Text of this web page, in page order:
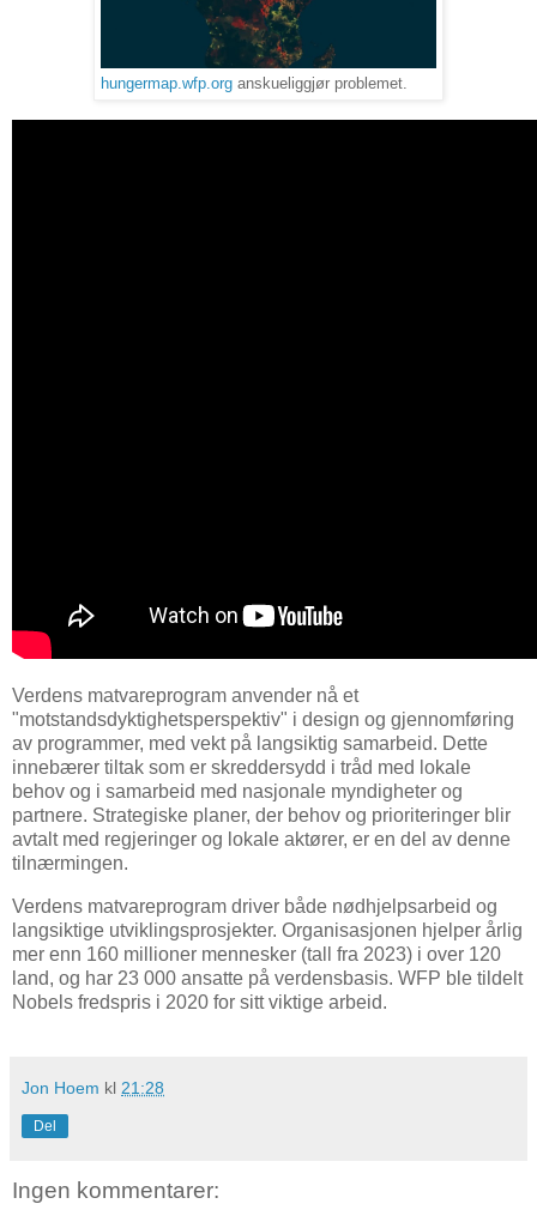
hungermap.wfp.org anskueliggjør problemet.
Verdens matvareprogram anvender nå et
"motstandsdyktighetsperspektiv" i design og gjennomføring
av programmer, med vekt på langsiktig samarbeid. Dette
innebærer tiltak som er skreddersydd i tråd med lokale
behov og i samarbeid med nasjonale myndigheter og
partnere. Strategiske planer, der behov og prioriteringer blir
avtalt med regjeringer og lokale aktører, er en del av denne
tilnærmingen.
Verdens matvareprogram driver både nødhjelpsarbeid og
langsiktige utviklingsprosjekter. Organisasjonen hjelper årlig
mer enn 160 millioner mennesker (tall fra 2023) i over 120
land, og har 23 000 ansatte på verdensbasis. WFP ble tildelt
Nobels fredspris i 2020 for sitt viktige arbeid.
Jon Hoem kl 21:28
Del
Ingen kommentarer: